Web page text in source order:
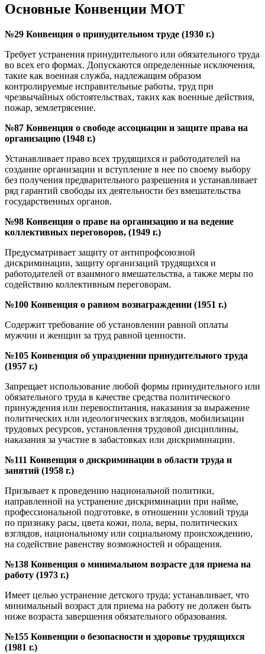
Основные Конвенции МОТ
№29 Конвенция о принудительном труде (1930 г.)
Требует устранения принудительного или обязательного труда
во всех его формах. Допускаются определенные исключения,
такие как военная служба, надлежащим образом
контролируемые исправительные работы, труд при
чрезвычайных обстоятельствах, таких как военные действия,
пожар, землетрясение.
№87 Конвенция о свободе ассоциации и защите права на
организацию (1948 г.)
Устанавливает право всех трудящихся и работодателей на
создание организации и вступление в нее по своему выбору
без получения предварительного разрешения и устанавливает
ряд гарантий свободы их деятельности без вмешательства
государственных органов.
№98 Конвенция о праве на организацию и на ведение
коллективных переговоров, (1949 г.)
Предусматривает защиту от антипрофсоюзной
дискриминации, защиту организаций трудящихся и
работодателей от взаимного вмешательства, а также меры по
содействию коллективным переговорам.
№100 Конвенция о равном вознаграждении (1951 г.)
Содержит требование об установлении равной оплаты
мужчин и женщин за труд равной ценности.
№105 Конвенция об упразднении принудительного труда
(1957 г.)
Запрещает использование любой формы принудительного или
обязательного труда в качестве средства политического
принуждения или перевоспитания, наказания за выражение
политических или идеологических взглядов, мобилизации
трудовых ресурсов, установления трудовой дисциплины,
наказания за участие в забастовках или дискриминации.
№111 Конвенция о дискриминации в области труда и
занятий (1958 г.)
Призывает к проведению национальной политики,
направленной на устранение дискриминации при найме,
профессиональной подготовке, в отношении условий труда
по признаку расы, цвета кожи, пола, веры, политических
взглядов, национальному или социальному происхождению,
на содействие равенству возможностей и обращения.
№138 Конвенция о минимальном возрасте для приема на
работу (1973 г.)
Имеет целью устранение детского труда; устанавливает, что
минимальный возраст для приема на работу не должен быть
ниже возраста завершения обязательного образования.
№155 Конвенции о безопасности и здоровье трудящихся
(1981 г.)